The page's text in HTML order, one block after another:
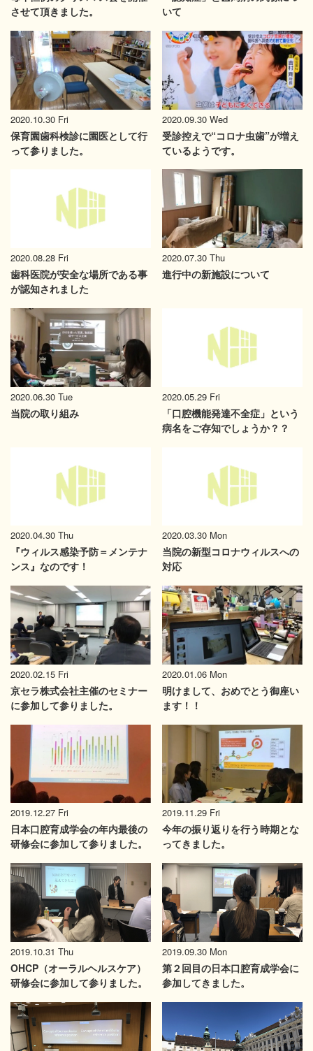
させて頂きました。
いて
2020.10.30 Fri
保育園歯科検診に園医として行
って参りました。
2020.09.30 Wed
受診控えで“コロナ虫歯”が増え
ているようです。
2020.08.28 Fri
歯科医院が安全な場所である事
が認知されました
2020.07.30 Thu
進行中の新施設について
2020.06.30 Tue
当院の取り組み
2020.05.29 Fri
「口腔機能発達不全症」という
病名をご存知でしょうか？？
2020.04.30 Thu
『ウィルス感染予防＝メンテナ
ンス』なのです！
2020.03.30 Mon
当院の新型コロナウィルスへの
対応
2020.02.15 Fri
京セラ株式会社主催のセミナー
に参加して参りました。
2020.01.06 Mon
明けまして、おめでとう御座い
ます！！
2019.12.27 Fri
日本口腔育成学会の年内最後の
研修会に参加して参りました。
2019.11.29 Fri
今年の振り返りを行う時期とな
ってきました。
2019.10.31 Thu
OHCP（オーラルヘルスケア）
研修会に参加して参りました。
2019.09.30 Mon
第２回目の日本口腔育成学会に
参加してきました。